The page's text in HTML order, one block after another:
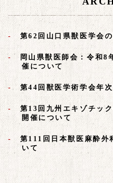
第62回山口県獣医学会
岡山県獣医師会：令和8
催について
第44回獣医学術学会年
第13回九州エキゾチッ
開催について
第111回日本獣医麻酔外
いて